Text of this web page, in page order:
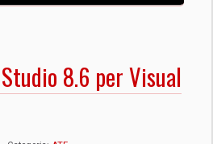
8.6 per Visual